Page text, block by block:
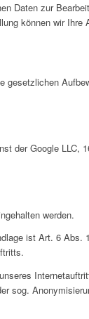
Daten zur
können wir Ihre
gesetzlichen
der Google LLC,
werden.
ist Art. 6 Abs.
sog.